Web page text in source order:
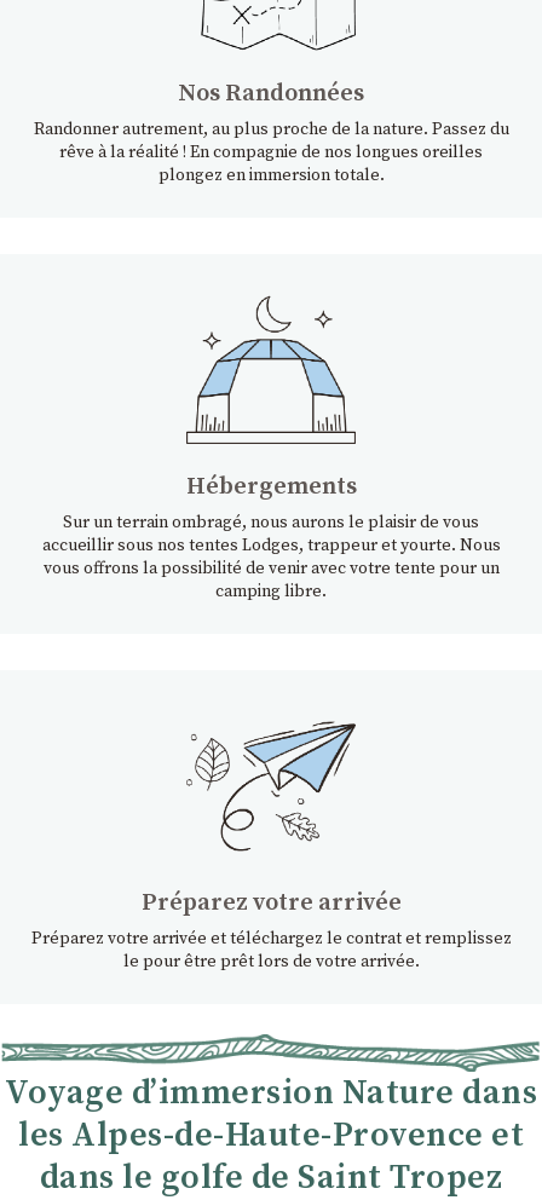
Nos Randonnées
Randonner autrement, au plus proche de la nature. Passez du
rêve à la réalité ! En compagnie de nos longues oreilles
plongez en immersion totale.
Hébergements
Sur un terrain ombragé, nous aurons le plaisir de vous
accueillir sous nos tentes Lodges, trappeur et yourte. Nous
vous offrons la possibilité de venir avec votre tente pour un
camping libre.
Préparez votre arrivée
Préparez votre arrivée et téléchargez le contrat et remplissez
le pour être prêt lors de votre arrivée.
Voyage d’immersion Nature dans
les Alpes-de-Haute-Provence et
dans le golfe de Saint Tropez